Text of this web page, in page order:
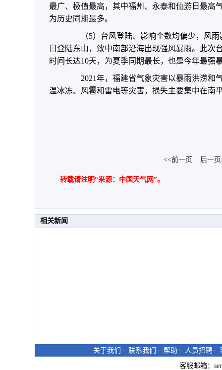
最广、极值最高，其中福州、永泰和仙游日最高
为历史同期最多。
（5）台风登陆、影响个数均偏少，风雨
日登陆东山，致中南部沿海出现强风暴雨。此次
时间长达10天，为夏季同期最长，也是今年最强
2021年，福建省气象灾害以暴雨洪涝和
温冰冻、风雹和雷电等灾害，损失主要集中在南
<<前一页 后一
转载请注明“来源：中国天气网”。
相关新闻
关于我们 - 联系我们 - 帮助 - 人员招聘 -
客服邮箱：